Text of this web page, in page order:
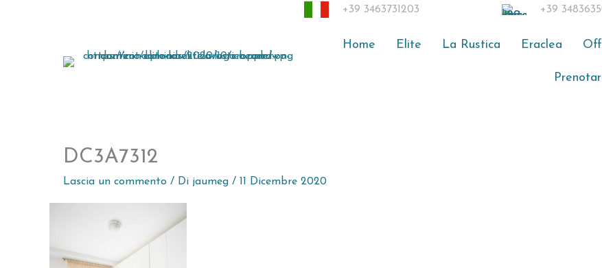
+39 3463731203 +39
Home Elite La Rustica Eraclea
DC3A7312
Lascia un commento / Di jaumeg / 11 Dicembre 2020